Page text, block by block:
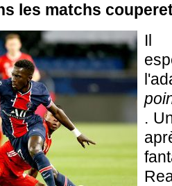
les matchs
Il
.